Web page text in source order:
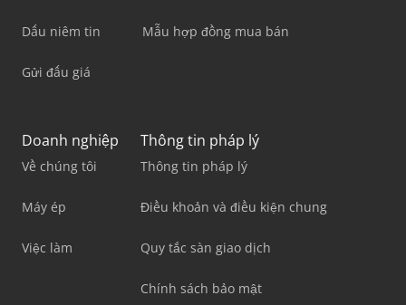
Dấu niêm tin
Gửi đấu giá
Mẫu hợp đồng mua bán
Doanh nghiệp
Về chúng tôi
Máy ép
Việc làm
Thông tin pháp lý
Thông tin pháp lý
Điều khoản và điều kiện chung
Quy tắc sàn giao dịch
Chính sách bảo mật